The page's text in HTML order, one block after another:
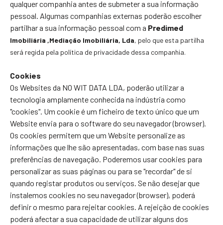
qualquer companhia antes de submeter a sua informação
pessoal. Algumas companhias externas poderão escolher
partilhar a sua informação pessoal com a Predimed
Imobiliária ,Mediação Imobiliária, Lda, pelo que esta partilha
será regida pela política de privacidade dessa companhia.
Cookies
Os Websites da NO WIT DATA LDA, poderão utilizar a
tecnologia amplamente conhecida na indústria como
"cookies". Um cookie é um ficheiro de texto único que um
Website envia para o software do seu navegador (browser).
Os cookies permitem que um Website personalize as
informações que lhe são apresentadas, com base nas suas
preferências de navegação. Poderemos usar cookies para
personalizar as suas páginas ou para se "recordar" de si
quando registar produtos ou serviços. Se não desejar que
instalemos cookies no seu navegador (browser), poderá
definir o mesmo para rejeitar cookies. A rejeição de cookies
poderá afectar a sua capacidade de utilizar alguns dos